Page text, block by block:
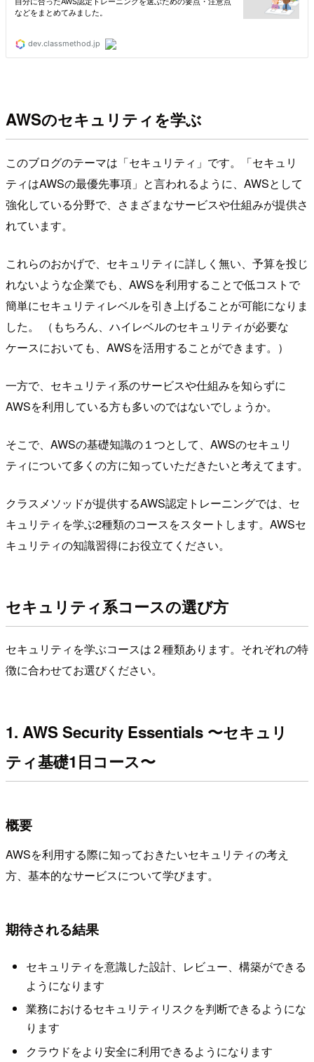
AWSのセキュリティを学ぶ
このブログのテーマは「セキュリティ」です。「セキュリ
ティはAWSの最優先事項」と言われるように、AWSとして
強化している分野で、さまざまなサービスや仕組みが提供さ
れています。
これらのおかげで、セキュリティに詳しく無い、予算を投じ
れないような企業でも、AWSを利用することで低コストで
簡単にセキュリティレベルを引き上げることが可能になりま
した。 （もちろん、ハイレベルのセキュリティが必要な
ケースにおいても、AWSを活用することができます。）
一方で、セキュリティ系のサービスや仕組みを知らずに
AWSを利用している方も多いのではないでしょうか。
そこで、AWSの基礎知識の１つとして、AWSのセキュリ
ティについて多くの方に知っていただきたいと考えてます。
クラスメソッドが提供するAWS認定トレーニングでは、セ
キュリティを学ぶ2種類のコースをスタートします。AWSセ
キュリティの知識習得にお役立てください。
セキュリティ系コースの選び方
セキュリティを学ぶコースは２種類あります。それぞれの特
徴に合わせてお選びください。
1. AWS Security Essentials 〜セキュリ
ティ基礎1日コース〜
概要
AWSを利用する際に知っておきたいセキュリティの考え
方、基本的なサービスについて学びます。
期待される結果
セキュリティを意識した設計、レビュー、構築ができる
ようになります
業務におけるセキュリティリスクを判断できるようにな
ります
クラウドをより安全に利用できるようになります